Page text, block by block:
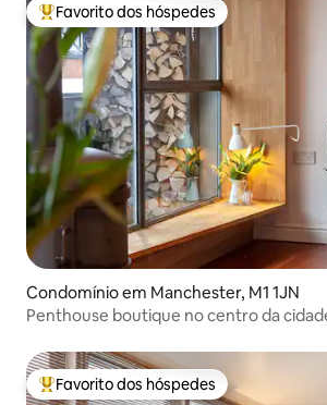
Favoritos dos hóspedes mais apreciados
Favorito dos hóspedes
Condomínio em Manchester, M1 1JN
Penthouse boutique no centro da
Favoritos dos hóspedes mais apreciados
Favorito dos hóspedes